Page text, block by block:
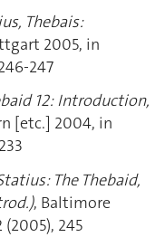
Thebais:
2005, in
247
12: Introduction,
[etc.] 2004, in
The Thebaid,
, Baltimore
(2005), 245